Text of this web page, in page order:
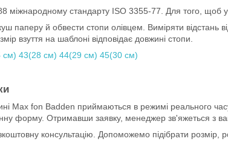
міжнародному стандарту ISO 3355-77. Для того, щоб
паперу й обвести стопи олівцем. Виміряти відстань
взуття на шаблоні відповідає довжині стопи.
43(28 см) 44(29 см) 45(30 см)
Max fon Badden приймаються в режимі реального
форму. Отримавши заявку, менеджер зв'яжеться з
консультацію. Допоможемо підібрати